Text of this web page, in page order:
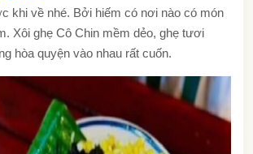
khi về nhé. Bởi hiếm có nơi nào có món
Xôi ghẹ Cô Chin mềm dẻo, ghẹ tươi
hòa quyện vào nhau rất cuốn.